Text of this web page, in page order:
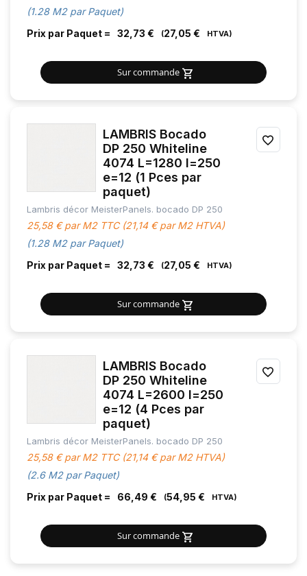
(1.28 M2 par Paquet)
Prix par Paquet =
32,73 € 27,05 €
Sur commande
LAMBRIS Bocado
DP 250 Whiteline
4074 L=1280 l=250
e=12 (1 Pces par
paquet)
Lambris décor MeisterPanels. bocado DP 250
25,58 € par M2 TTC (21,14 € par M2 HTVA)
(1.28 M2 par Paquet)
Prix par Paquet =
32,73 € 27,05 €
Sur commande
LAMBRIS Bocado
DP 250 Whiteline
4074 L=2600 l=250
e=12 (4 Pces par
paquet)
Lambris décor MeisterPanels. bocado DP 250
25,58 € par M2 TTC (21,14 € par M2 HTVA)
(2.6 M2 par Paquet)
Prix par Paquet =
66,49 € 54,95 €
Sur commande